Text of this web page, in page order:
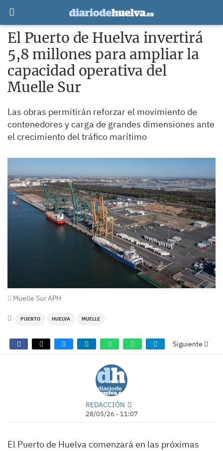
El Puerto de Huelva invertirá
5,8 millones para ampliar la
capacidad operativa del
Muelle Sur
Las obras permitirán reforzar el movimiento de
contenedores y carga de grandes dimensiones ante
el crecimiento del tráfico marítimo
Muelle Sur APH
PUERTO HUELVA MUELLE
Siguiente
REDACCIÓN
28/05/26 - 11:07
El Puerto de Huelva comenzará en las próximas